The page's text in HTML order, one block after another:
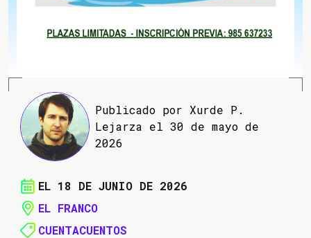
Publicado por Xurde P.
Lejarza el 30 de mayo de
2026
EL 18 DE JUNIO DE 2026
EL FRANCO
CUENTACUENTOS